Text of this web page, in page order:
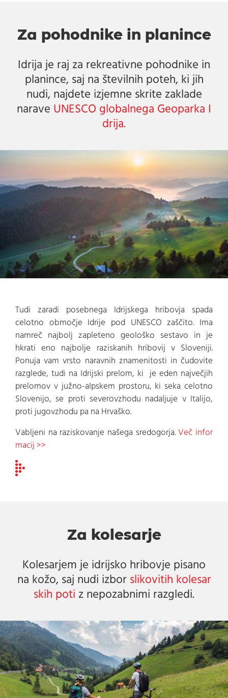
Za pohodnike in planince
Idrija je raj za rekreativne pohodnike in
planince, saj na številnih poteh, ki jih
nudi, najdete izjemne skrite zaklade
narave UNESCO globalnega Geoparka I
drija.
Tudi zaradi posebnega Idrijskega hribovja spada
celotno območje Idrije pod UNESCO zaščito. Ima
namreč najbolj zapleteno geološko sestavo in je
hkrati eno najbolje raziskanih hribovij v Sloveniji.
Ponuja vam vrsto naravnih znamenitosti in čudovite
razglede, tudi na Idrijski prelom, ki je eden največjih
prelomov v južno-alpskem prostoru, ki seka celotno
Slovenijo, se proti severovzhodu nadaljuje v Italijo,
proti jugovzhodu pa na Hrvaško.
Vabljeni na raziskovanje našega sredogorja. Več infor
macij >>
Za kolesarje
Kolesarjem je idrijsko hribovje pisano
na kožo, saj nudi izbor slikovitih kolesar
skih poti z nepozabnimi razgledi.